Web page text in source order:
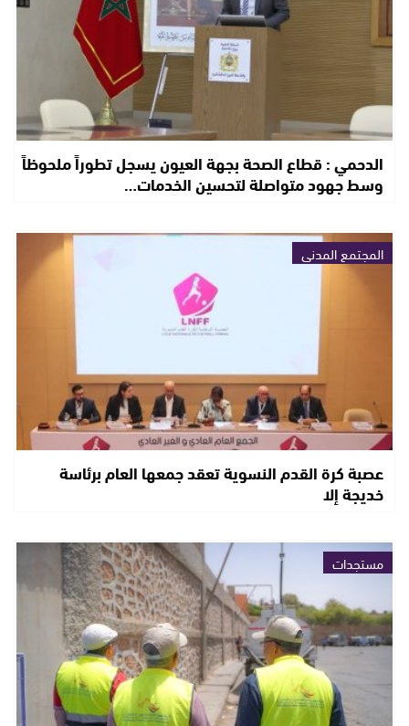
الدحمي : قطاع الصحة بجهة العيون يسجل تطوراً ملحوظاً
وسط جهود متواصلة لتحسين الخدمات…
المجتمع المدني
عصبة كرة القدم النسوية تعقد جمعها العام برئاسة
خديجة إلا
مستجدات